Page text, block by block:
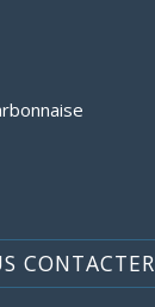
CONTACTER